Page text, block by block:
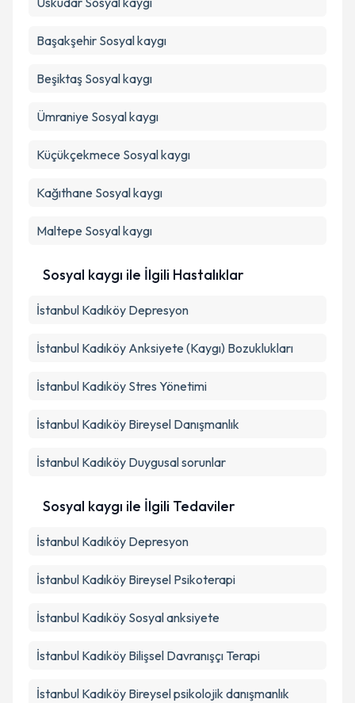
Başakşehir Sosyal kaygı
Beşiktaş Sosyal kaygı
Ümraniye Sosyal kaygı
Küçükçekmece Sosyal kaygı
Kağıthane Sosyal kaygı
Maltepe Sosyal kaygı
Sosyal kaygı ile İlgili Hastalıklar
İstanbul Kadıköy Depresyon
İstanbul Kadıköy Anksiyete (Kaygı) Bozuklukları
İstanbul Kadıköy Stres Yönetimi
İstanbul Kadıköy Bireysel Danışmanlık
İstanbul Kadıköy Duygusal sorunlar
Sosyal kaygı ile İlgili Tedaviler
İstanbul Kadıköy Depresyon
İstanbul Kadıköy Bireysel Psikoterapi
İstanbul Kadıköy Sosyal anksiyete
İstanbul Kadıköy Bilişsel Davranışçı Terapi
İstanbul Kadıköy Bireysel psikolojik danışmanlık